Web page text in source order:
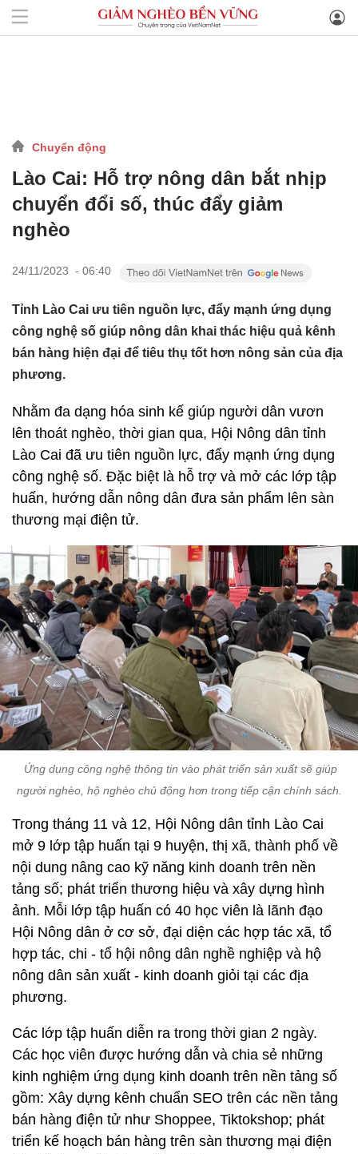
Chuyển động
Lào Cai: Hỗ trợ nông dân bắt nhịp
chuyển đổi số, thúc đẩy giảm
nghèo
24/11/2023 - 06:40
Tỉnh Lào Cai ưu tiên nguồn lực, đẩy mạnh ứng dụng
công nghệ số giúp nông dân khai thác hiệu quả kênh
bán hàng hiện đại để tiêu thụ tốt hơn nông sản của địa
phương.
Nhằm đa dạng hóa sinh kế giúp người dân vươn
lên thoát nghèo, thời gian qua, Hội Nông dân tỉnh
Lào Cai đã ưu tiên nguồn lực, đẩy mạnh ứng dụng
công nghệ số. Đặc biệt là hỗ trợ và mở các lớp tập
huấn, hướng dẫn nông dân đưa sản phẩm lên sàn
thương mại điện tử.
Ứng dụng công nghệ thông tin vào phát triển sản xuất sẽ giúp
người nghèo, hộ nghèo chủ động hơn trong tiếp cận chính sách.
Trong tháng 11 và 12, Hội Nông dân tỉnh Lào Cai
mở 9 lớp tập huấn tại 9 huyện, thị xã, thành phố về
nội dung nâng cao kỹ năng kinh doanh trên nền
tảng số; phát triển thương hiệu và xây dựng hình
ảnh. Mỗi lớp tập huấn có 40 học viên là lãnh đạo
Hội Nông dân ở cơ sở, đại diện các hợp tác xã, tổ
hợp tác, chi - tổ hội nông dân nghề nghiệp và hộ
nông dân sản xuất - kinh doanh giỏi tại các địa
phương.
Các lớp tập huấn diễn ra trong thời gian 2 ngày.
Các học viên được hướng dẫn và chia sẻ những
kinh nghiệm ứng dụng kinh doanh trên nền tảng số
gồm: Xây dựng kênh chuẩn SEO trên các nền tảng
bán hàng điện tử như Shoppee, Tiktokshop; phát
triển kế hoạch bán hàng trên sàn thương mại điện